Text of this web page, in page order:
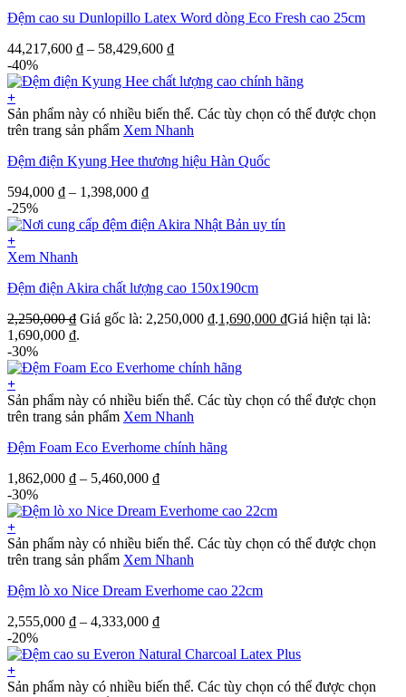
Đệm cao su Dunlopillo Latex Word dòng Eco Fresh cao 25cm
44,217,600 ₫ – 58,429,600 ₫
-40%
+
Sản phẩm này có nhiều biến thể. Các tùy chọn có thể được chọn
trên trang sản phẩm Xem Nhanh
Đệm điện Kyung Hee thương hiệu Hàn Quốc
594,000 ₫ – 1,398,000 ₫
-25%
+
Xem Nhanh
Đệm điện Akira chất lượng cao 150x190cm
2,250,000₫ Giá gốc là: 2,250,000 ₫.1,690,000 ₫Giá hiện tại là:
1,690,000 ₫.
-30%
+
Sản phẩm này có nhiều biến thể. Các tùy chọn có thể được chọn
trên trang sản phẩm Xem Nhanh
Đệm Foam Eco Everhome chính hãng
1,862,000 ₫ – 5,460,000 ₫
-30%
+
Sản phẩm này có nhiều biến thể. Các tùy chọn có thể được chọn
trên trang sản phẩm Xem Nhanh
Đệm lò xo Nice Dream Everhome cao 22cm
2,555,000 ₫ – 4,333,000 ₫
-20%
+
Sản phẩm này có nhiều biến thể. Các tùy chọn có thể được chọn